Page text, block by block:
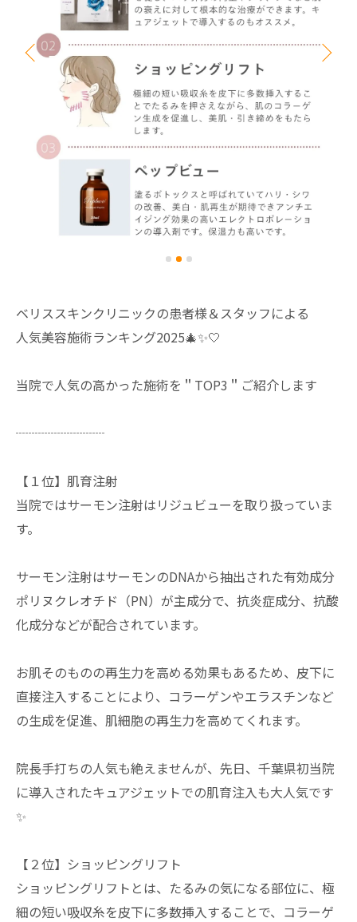
ベリススキンクリニックの患者様＆スタッフによる
人気美容施術ランキング2025🎄✨🤍
当院で人気の高かった施術を＂TOP3＂ご紹介します
┈┈┈┈┈┈┈
【１位】肌育注射
当院ではサーモン注射はリジュビューを取り扱っていま
す。
サーモン注射はサーモンのDNA​から抽出された有効成分
ポリヌクレオチド（PN）が主成分で、抗炎症成分、抗酸
化成分などが配合されています。
お肌そのものの再生力を高める効果もあるため、皮下に
直接注入することにより、コラーゲンやエラスチンなど
の生成を促進、肌細胞の再生力を高めてくれます。
院長手打ちの人気も絶えませんが、先日、千葉県初当院
に導入されたキュアジェットでの肌育注入も大人気です
✨
【２位】ショッピングリフト
ショッピングリフトとは、たるみの気になる部位に、極
細の短い吸収糸を皮下に多数挿入することで、コラーゲ